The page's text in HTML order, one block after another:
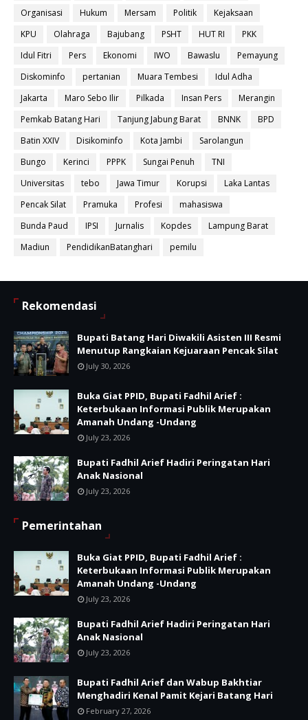
Organisasi
Hukum Mersam Politik
Kejaksaan
KPU
Olahraga Bajubang PSHT HUT RI
PKK
Idul Fitri
Pers Ekonomi IWO Bawaslu
Pemayung
Diskominfo
pertanian Muara Tembesi
Idul Adha
Jakarta
Maro Sebo Ilir Pilkada Insan Pers
Merangin
Pemkab Batang Hari
Tanjung Jabung Barat BNNK
BPD
Batin XXIV
Disikominfo Kota Jambi
Sarolangun
Bungo
Kerinci PPPK Sungai Penuh
TNI
Universitas
tebo Jawa Timur Korupsi
Laka Lantas
Pencak Silat
Pramuka Profesi
mahasiswa
Bunda Paud
IPSI Jurnalis Kopdes
Lampung Barat
Madiun
PendidikanBatanghari pemilu
Rekomendasi
Bupati Batang Hari Diwakili Asisten III Resmi
Menutup Rangkaian Kejuaraan Pencak Silat
July 30, 2026
Buka Giat PPID, Bupati Fadhil Arief :
Keterbukaan Informasi Publik Merupakan
Amanah Undang -Undang
July 23, 2026
Bupati Fadhil Arief Hadiri Peringatan Hari
Anak Nasional
July 23, 2026
Pemerintahan
Buka Giat PPID, Bupati Fadhil Arief :
Keterbukaan Informasi Publik Merupakan
Amanah Undang -Undang
July 23, 2026
Bupati Fadhil Arief Hadiri Peringatan Hari
Anak Nasional
July 23, 2026
Bupati Fadhil Arief dan Wabup Bakhtiar
Menghadiri Kenal Pamit Kejari Batang Hari
February 27, 2026